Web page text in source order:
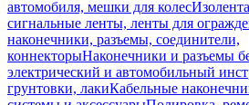
автомобиля, мешки для колес
сигнальные ленты, ленты для
наконечники, разъемы, соединители,
коннекторыНаконечники и разъемы
электрический и автомобильный
грунтовки, лакиКабельные